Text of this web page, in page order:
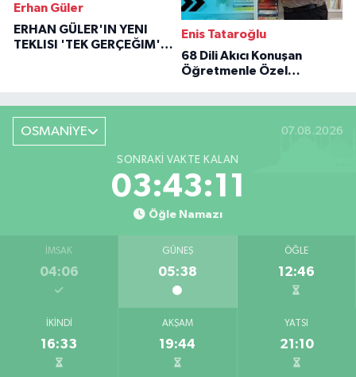
Erhan Güler
ERHAN GÜLER'IN YENI
TEKLISI 'TEK GERÇEĞIM'LE
Enis Tataroğlu
68 Dili Akıcı Konuşan
Öğretmenle Özel
OSMANİYE 07.08.2026
SONRAKI VAKTE KALAN
03:43:10
Öğle Namazı
İMSAK
04:06
GÜNEŞ
05:38
ÖĞLE
12:46
İKINDI
16:33
AKŞAM
19:44
YATSI
21:10